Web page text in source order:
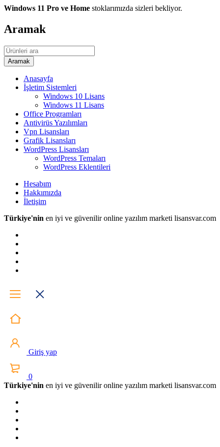
Windows 11 Pro ve Home stoklarımızda sizleri bekliyor.
Aramak
Anasayfa
İşletim Sistemleri
Windows 10 Lisans
Windows 11 Lisans
Office Programları
Antivirüs Yazılımları
Vpn Lisansları
Grafik Lisansları
WordPress Lisansları
WordPress Temaları
WordPress Eklentileri
Hesabım
Hakkımızda
İletişim
Türkiye'nin en iyi ve güvenilir online yazılım marketi lisansvar.com
Giriş yap
0
Türkiye'nin en iyi ve güvenilir online yazılım marketi lisansvar.com